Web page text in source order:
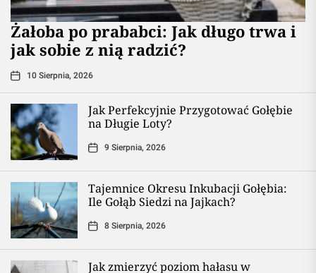
Żałoba po prababci: Jak długo trwa i
jak sobie z nią radzić?
10 Sierpnia, 2026
Jak Perfekcyjnie Przygotować Gołębie
na Długie Loty?
9 Sierpnia, 2026
Tajemnice Okresu Inkubacji Gołębia:
Ile Gołąb Siedzi na Jajkach?
8 Sierpnia, 2026
Jak zmierzyć poziom hałasu w